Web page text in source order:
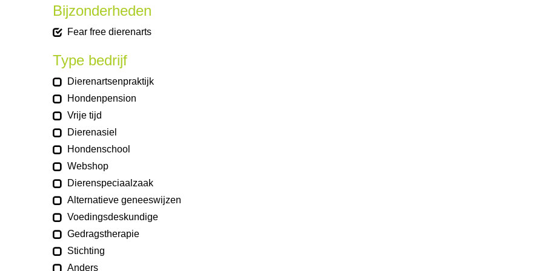
Bijzonderheden
Fear free dierenarts
Type bedrijf
Dierenartsenpraktijk
Hondenpension
Vrije tijd
Dierenasiel
Hondenschool
Webshop
Dierenspeciaalzaak
Alternatieve geneeswijzen
Voedingsdeskundige
Gedragstherapie
Stichting
Anders